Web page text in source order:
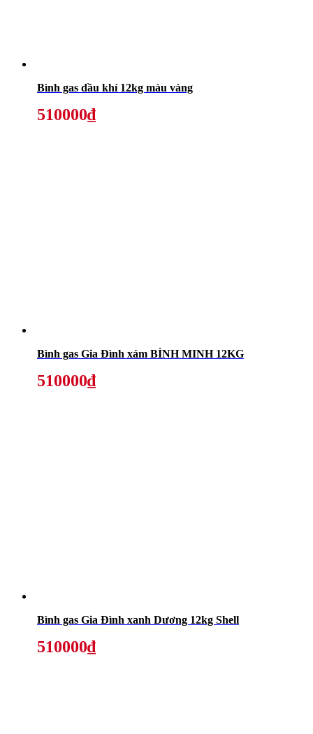
Bình gas dầu khí 12kg màu vàng
510000₫
Bình gas Gia Đình xám BÌNH MINH 12KG
510000₫
Bình gas Gia Đình xanh Dương 12kg Shell
510000₫